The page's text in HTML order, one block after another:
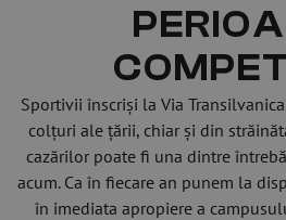
Sportivii înscriși la Via
colțuri ale țării, chiar și din
cazărilor poate fi una dintre
acum. Ca în fiecare an punem la
în imediata apropiere a